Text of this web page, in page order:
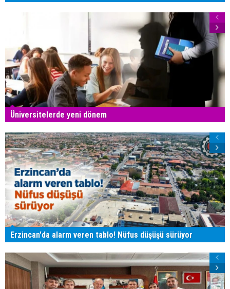
Üniversitelerde yeni dönem
Erzincan'da alarm veren tablo! Nüfus düşüşü sürüyor